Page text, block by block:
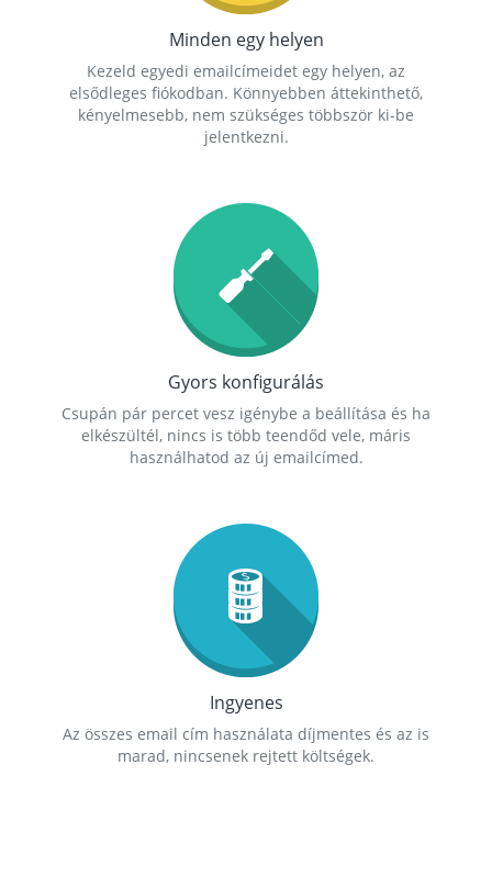
Minden egy helyen
Kezeld egyedi emailcímeidet egy helyen, az
elsődleges fiókodban. Könnyebben áttekinthető,
kényelmesebb, nem szükséges többször ki-be
jelentkezni.
Gyors konfigurálás
Csupán pár percet vesz igénybe a beállítása és ha
elkészültél, nincs is több teendőd vele, máris
használhatod az új emailcímed.
Ingyenes
Az összes email cím használata díjmentes és az is
marad, nincsenek rejtett költségek.